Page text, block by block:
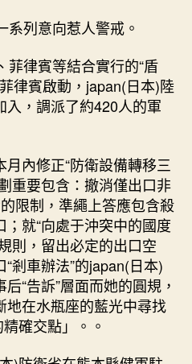
列意向惹人警戒。
菲律賓等結合實行的“盾
律賓啟動，japan(日本)陸
入，調派了約420人的軍
內修正“防衛設備轉移三
重要包含：撤消僅出口非
限制，準繩上答應包含殺
就“向處于沖突中的國度
則，留出必定的出口空
剎車辦法”的japan(日本)
“告訴”層面而她的圓規，
地在水瓶座的藍光中尋找
確交點」。。